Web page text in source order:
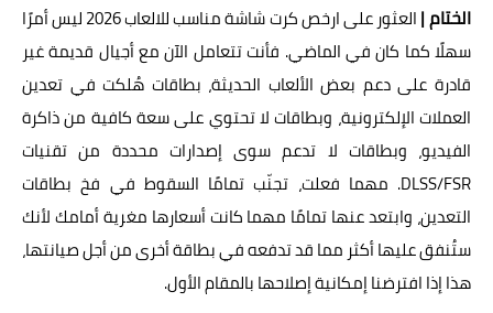
الختام |
العثور على ارخص كرت شاشة مناسب للالعاب 2026 ليس أمرًا
سهلًا كما كان في الماضي. فأنت تتعامل الآن مع أجيال قديمة غير
قادرة على دعم بعض الألعاب الحديثة، بطاقات هُلكت في تعدين
العملات الإلكترونية، وبطاقات لا تحتوي على سعة كافية من ذاكرة
الفيديو، وبطاقات لا تدعم سوى إصدارات محددة من تقنيات
DLSS/FSR. مهما فعلت، تجنّب تمامًا السقوط في فخ بطاقات
التعدين، وابتعد عنها تمامًا مهما كانت أسعارها مغرية أمامك لأنك
ستُنفق عليها أكثر مما قد تدفعه في بطاقة أخرى من أجل صيانتها،
هذا إذا افترضنا إمكانية إصلاحها بالمقام الأول.